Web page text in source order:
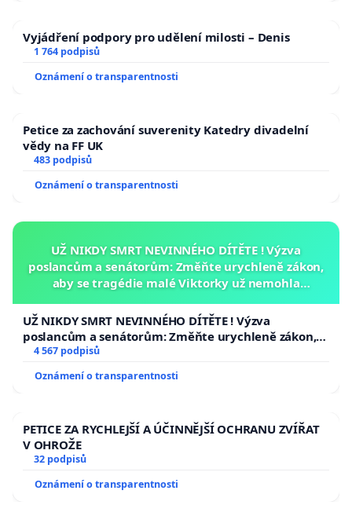
Vyjádření podpory pro udělení milosti – Denis
1 764 podpisů
Oznámení o transparentnosti
Petice za zachování suverenity Katedry divadelní
vědy na FF UK
483 podpisů
Oznámení o transparentnosti
UŽ NIKDY SMRT NEVINNÉHO DÍTĚTE ! Výzva
poslancům a senátorům: Změňte urychleně zákon,
aby se tragédie malé Viktorky už nemohla
UŽ NIKDY SMRT NEVINNÉHO DÍTĚTE ! Výzva
poslancům a senátorům: Změňte urychleně zákon,
aby se tragédie malé Viktorky už nemohla opakovat!
4 567 podpisů
Oznámení o transparentnosti
PETICE ZA RYCHLEJŠÍ A ÚČINNĚJŠÍ OCHRANU ZVÍŘAT
V OHROŽE
32 podpisů
Oznámení o transparentnosti